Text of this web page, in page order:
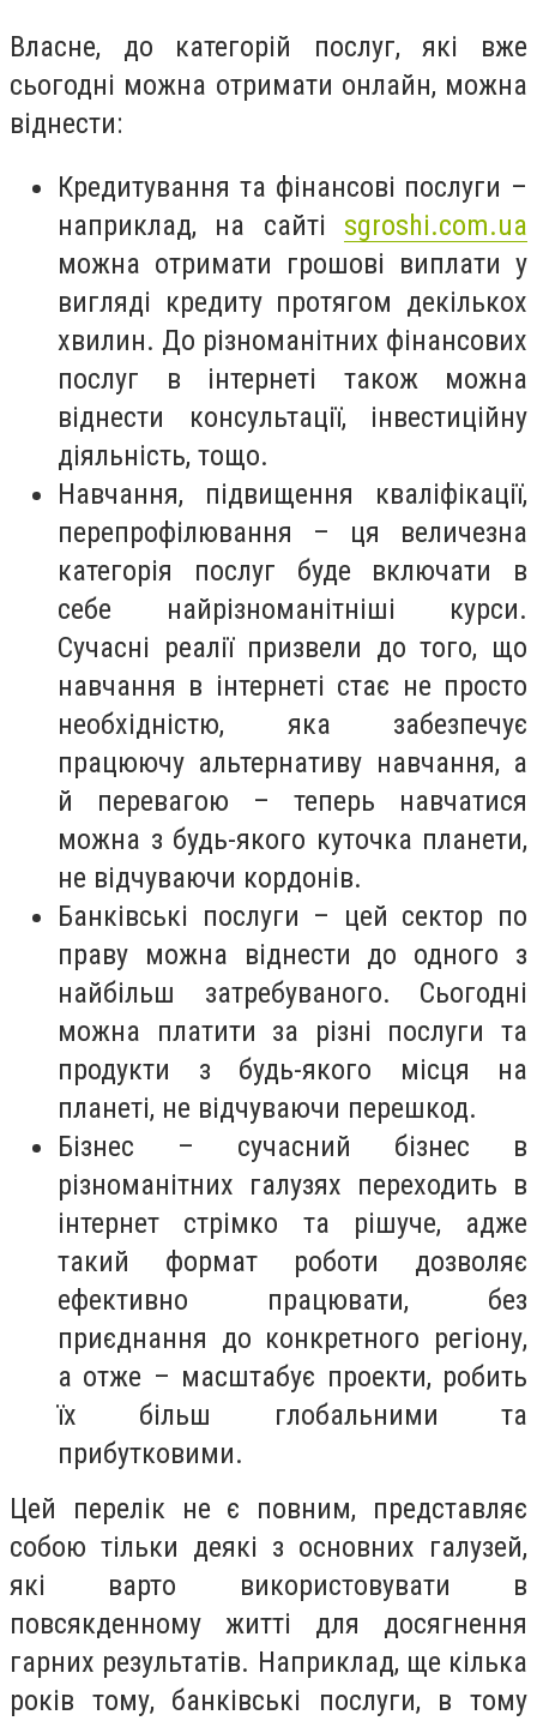
Власне, до категорій послуг, які вже
сьогодні можна отримати онлайн, можна
віднести:
Кредитування та фінансові послуги –
наприклад, на сайті sgroshi.com.ua
можна отримати грошові виплати у
вигляді кредиту протягом декількох
хвилин. До різноманітних фінансових
послуг в інтернеті також можна
віднести консультації, інвестиційну
діяльність, тощо.
Навчання, підвищення кваліфікації,
перепрофілювання – ця величезна
категорія послуг буде включати в
себе найрізноманітніші курси.
Сучасні реалії призвели до того, що
навчання в інтернеті стає не просто
необхідністю, яка забезпечує
працюючу альтернативу навчання, а
й перевагою – теперь навчатися
можна з будь-якого куточка планети,
не відчуваючи кордонів.
Банківські послуги – цей сектор по
праву можна віднести до одного з
найбільш затребуваного. Сьогодні
можна платити за різні послуги та
продукти з будь-якого місця на
планеті, не відчуваючи перешкод.
Бізнес – сучасний бізнес в
різноманітних галузях переходить в
інтернет стрімко та рішуче, адже
такий формат роботи дозволяє
ефективно працювати, без
приєднання до конкретного регіону,
а отже – масштабує проекти, робить
їх більш глобальними та
прибутковими.
Цей перелік не є повним, представляє
собою тільки деякі з основних галузей,
які варто використовувати в
повсякденному житті для досягнення
гарних результатів. Наприклад, ще кілька
років тому, банківські послуги, в тому